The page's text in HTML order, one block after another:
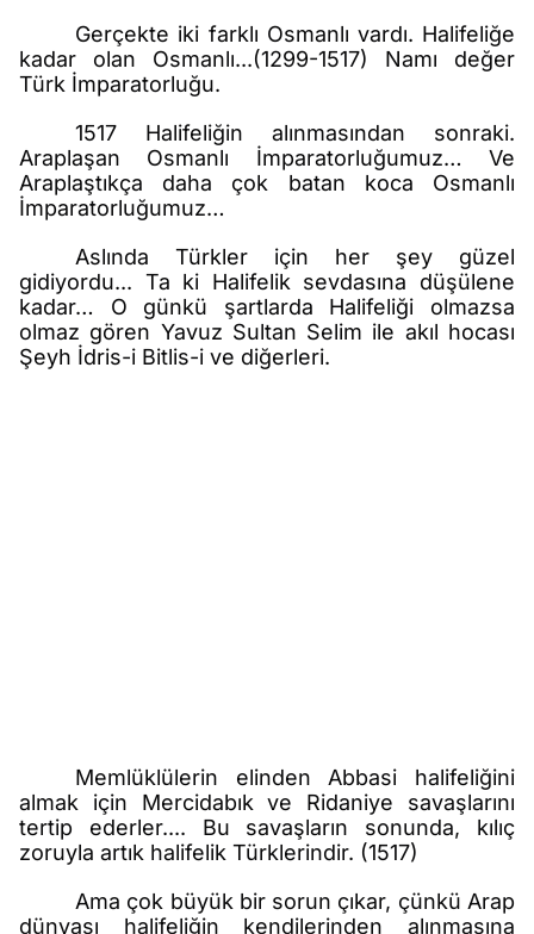
Gerçekte iki farklı Osmanlı vardı. Halifeliğe
kadar olan Osmanlı...(1299-1517) Namı değer
Türk İmparatorluğu.
1517 Halifeliğin alınmasından sonraki.
Araplaşan Osmanlı İmparatorluğumuz… Ve
Araplaştıkça daha çok batan koca Osmanlı
İmparatorluğumuz…
Aslında Türkler için her şey güzel
gidiyordu... Ta ki Halifelik sevdasına düşülene
kadar… O günkü şartlarda Halifeliği olmazsa
olmaz gören Yavuz Sultan Selim ile akıl hocası
Şeyh İdris-i Bitlis-i ve diğerleri.
Memlüklülerin elinden Abbasi halifeliğini
almak için Mercidabık ve Ridaniye savaşlarını
tertip ederler.... Bu savaşların sonunda, kılıç
zoruyla artık halifelik Türklerindir. (1517)
Ama çok büyük bir sorun çıkar, çünkü Arap
dünyası halifeliğin kendilerinden alınmasına